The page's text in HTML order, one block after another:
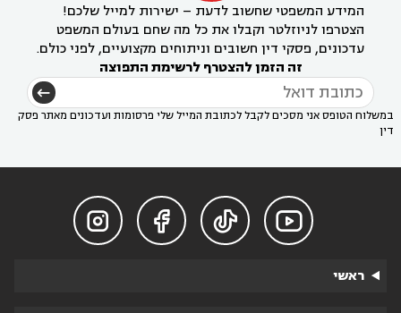
המידע המשפטי שחשוב לדעת – ישירות למייל שלכם!
הצטרפו לניוזלטר וקבלו את כל מה שחם בעולם המשפט
עדכונים, פסקי דין חשובים וניתוחים מקצועיים, לפני כולם.
זה הזמן להצטרף לרשימת התפוצה
במשלוח הטופס אני מסכים לקבל לכתובת המייל שלי פרסומות ועדכונים מאתר פסק
דין




ראשי